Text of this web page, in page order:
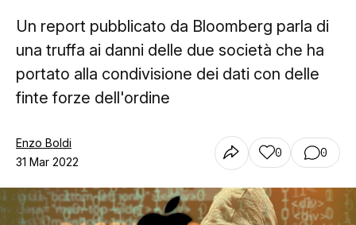
Contatti
Un report pubblicato da Bloomberg parla di
una truffa ai danni delle due società che ha
portato alla condivisione dei dati con delle
finte forze dell'ordine
Enzo Boldi
31 Mar 2022
0 0